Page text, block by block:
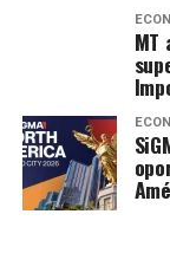
O encontro
Judiciário de
Prefeitura de
(TRE) e da
(Funai), além de
expectativa é
MT